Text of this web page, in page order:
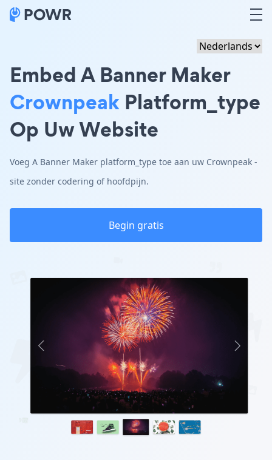
Embed A Banner Maker
Crownpeak Platform_type
Op Uw Website
Voeg A Banner Maker platform_type toe aan uw Crownpeak -
site zonder codering of hoofdpijn.
Begin gratis